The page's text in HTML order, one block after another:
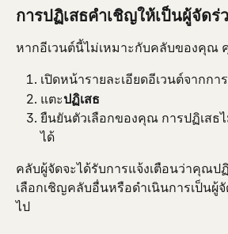
การปฏิเสธคำเชิญให้เป็นผู้จัดร่
หากอีเวนต์นี้ไม่เหมาะกับคลับของคุณ
เปิดหน้ารายละเอียดอีเวนต์จากก
แตะปฏิเสธ
ยืนยันตัวเลือกของคุณ การปฏิเสธ
ได้
คลับผู้จัดจะได้รับการแจ้งเตือนว่าคุณป
เลือกเชิญคลับอื่นหรือดำเนินการเป็นผู้จั
ไป